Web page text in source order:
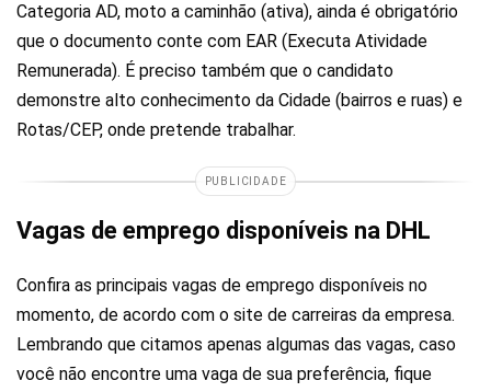
Categoria AD, moto a caminhão (ativa), ainda é obrigatório
que o documento conte com EAR (Executa Atividade
Remunerada). É preciso também que o candidato
demonstre alto conhecimento da Cidade (bairros e ruas) e
Rotas/CEP, onde pretende trabalhar.
PUBLICIDADE
Vagas de emprego disponíveis na DHL
Confira as principais vagas de emprego disponíveis no
momento, de acordo com o site de carreiras da empresa.
Lembrando que citamos apenas algumas das vagas, caso
você não encontre uma vaga de sua preferência, fique